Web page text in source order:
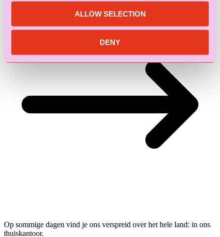
ALLOW SELECTION
DENY
Op sommige dagen vind je ons verspreid over het hele land: in ons
thuiskantoor.